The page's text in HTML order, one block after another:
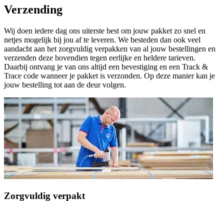
Verzending
Wij doen iedere dag ons uiterste best om jouw pakket zo snel en
netjes mogelijk bij jou af te leveren. We besteden dan ook veel
aandacht aan het zorgvuldig verpakken van al jouw bestellingen en
verzenden deze bovendien tegen eerlijke en heldere tarieven.
Daarbij ontvang je van ons altijd een bevestiging en een Track &
Trace code wanneer je pakket is verzonden. Op deze manier kan je
jouw bestelling tot aan de deur volgen.
Zorgvuldig verpakt